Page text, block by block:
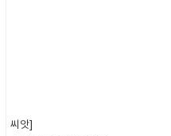
씨앗]